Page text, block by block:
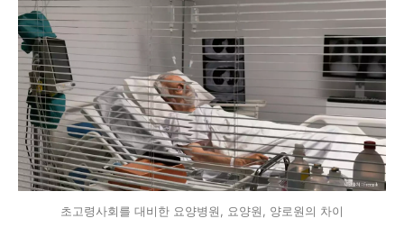
초고령사회를 대비한 요양병원, 요양원, 양로원의 차이